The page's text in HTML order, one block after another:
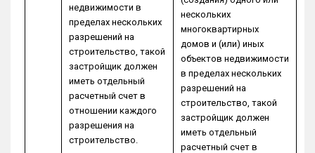
недвижимости в
пределах нескольких
разрешений на
строительство, такой
застройщик должен
иметь отдельный
расчетный счет в
отношении каждого
разрешения на
строительство.
нескольких
многоквартирных
домов и (или) иных
объектов недвижимости
в пределах нескольких
разрешений на
строительство, такой
застройщик должен
иметь отдельный
расчетный счет в